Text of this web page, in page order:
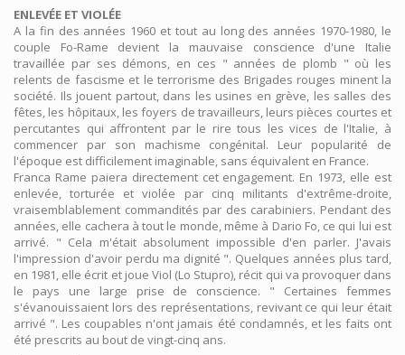
ENLEVÉE ET VIOLÉE
A la fin des années 1960 et tout au long des années 1970-1980, le
couple Fo-Rame devient la mauvaise conscience d'une Italie
travaillée par ses démons, en ces " années de plomb " où les
relents de fascisme et le terrorisme des Brigades rouges minent la
société. Ils jouent partout, dans les usines en grève, les salles des
fêtes, les hôpitaux, les foyers de travailleurs, leurs pièces courtes et
percutantes qui affrontent par le rire tous les vices de l'Italie, à
commencer par son machisme congénital. Leur popularité de
l'époque est difficilement imaginable, sans équivalent en France.
Franca Rame paiera directement cet engagement. En 1973, elle est
enlevée, torturée et violée par cinq militants d'extrême-droite,
vraisemblablement commandités par des carabiniers. Pendant des
années, elle cachera à tout le monde, même à Dario Fo, ce qui lui est
arrivé. " Cela m'était absolument impossible d'en parler. J'avais
l'impression d'avoir perdu ma dignité ". Quelques années plus tard,
en 1981, elle écrit et joue Viol (Lo Stupro), récit qui va provoquer dans
le pays une large prise de conscience. " Certaines femmes
s'évanouissaient lors des représentations, revivant ce qui leur était
arrivé ". Les coupables n'ont jamais été condamnés, et les faits ont
été prescrits au bout de vingt-cinq ans.